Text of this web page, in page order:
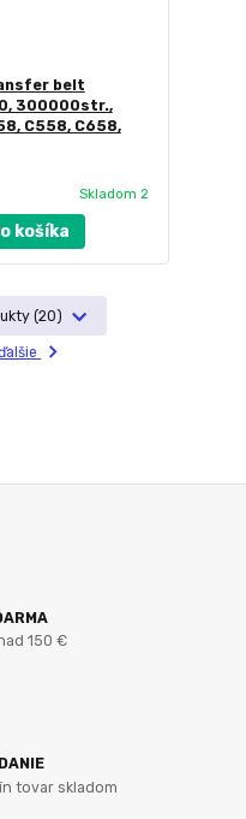
belt
300000str.,
C558, C658,
Skladom 2
košíka
(20)
150 €
tovar skladom